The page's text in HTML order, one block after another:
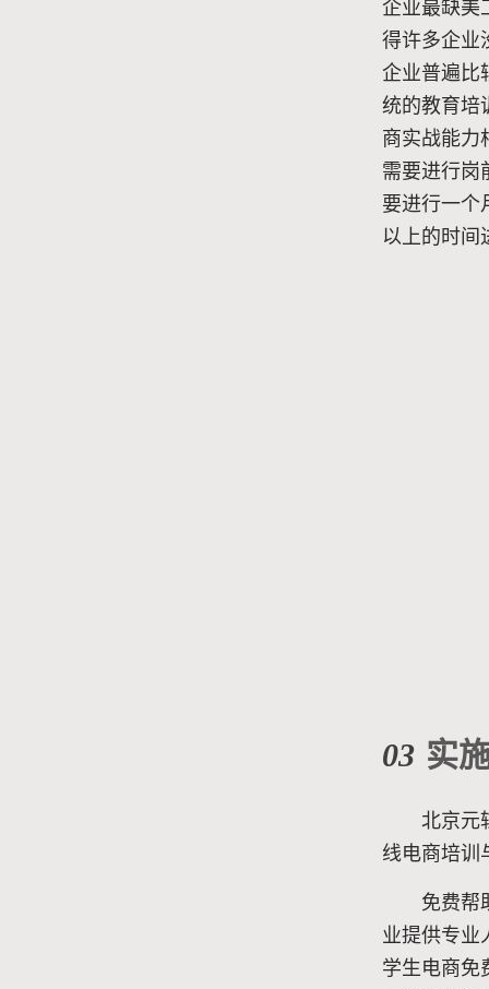
企业最缺美
得许多企业
企业普遍比
统的教育培
商实战能力
需要进行岗
要进行一个
以上的时间
03 实
北京元
线电商培训
免费帮
业提供专业
学生电商免